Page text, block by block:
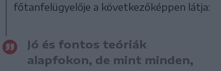
főtanfelügyelője a következőképpen látja:
Jó és fontos teóriák
alapfokon, de mint minden,